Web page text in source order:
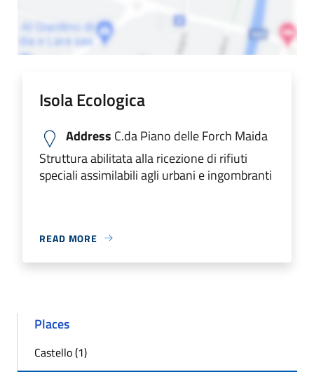
Isola Ecologica
Address C.da Piano delle Forch Maida
Struttura abilitata alla ricezione di rifiuti
speciali assimilabili agli urbani e ingombranti
READ MORE
Places
Castello (1)